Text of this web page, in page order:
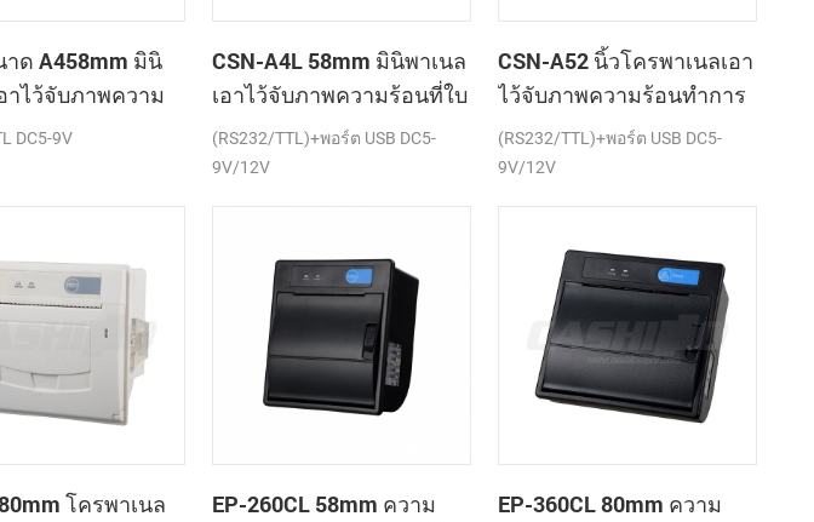
าด A458mm มินิ
าไว้จับภาพความ
สร็จของ
DC5-9V
CSN-A4L 58mm มินิพาเนล
เอาไว้จับภาพความร้อนที่ใบ
เสร็จของเครื่องพิมพ์
(RS232/TTL)+พอร์ต USB DC5-
9V/12V
CSN-A52 นิ้วโครพาเนลเอา
ไว้จับภาพความร้อนทำการ
เมานท์ใบเสร็จของ
เครื่องพิมพ์
(RS232/TTL)+พอร์ต USB DC5-
9V/12V
โครพาเนล
EP-260CL 58mm ความ
EP-360CL 80mm ความ